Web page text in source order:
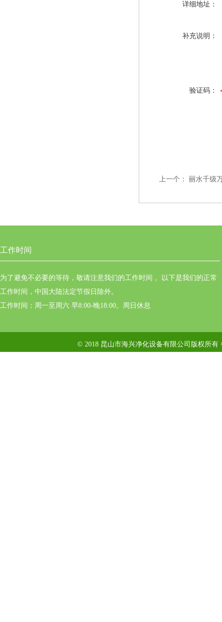
详细地址：
补充说明：
验证码：
上一个： 丽水千级
工作时间
为了避免不必要的等待，敬请注意我们的工作时间 。以下是我们的正常
工作时间，中国大陆法定节假日除外。
工作时间：周一至周六 早8:00-晚18:00。周日休息
© 2018 昆山市海兴净化设备有限公司版权所有